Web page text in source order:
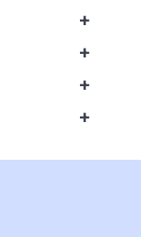
+
+
+
+